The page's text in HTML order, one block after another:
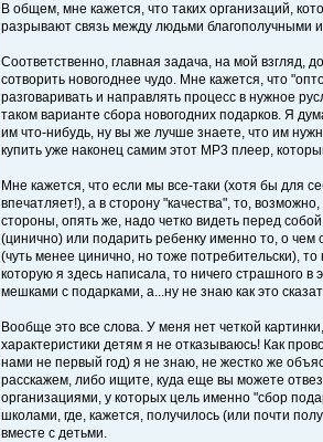
В общем, мне кажется, что таких организаций,
разрывают связь между людьми благополучными
Соответственно, главная задача, на мой взгляд,
сотворить новогоднее чудо. Мне кажется, что
разговаривать и направлять процесс в нужное
таком варианте сбора новогодних подарков. Я
им что-нибудь, ну вы же лучше знаете, что им
купить уже наконец самим этот MP3 плеер,
Мне кажется, что если мы все-таки (хотя бы для
впечатляет!), а в сторону "качества", то,
стороны, опять же, надо четко видеть перед
(цинично) или подарить ребенку именно то, о чем
(чуть менее цинично, но тоже потребительски),
которую я здесь написала, то ничего страшного
мешками с подарками, а...ну не знаю как это
Вообще это все слова. У меня нет четкой
характеристики детям я не отказываюсь! Как
нами не первый год) я не знаю, не жестко же
расскажем, либо ищите, куда еще вы можете
организациями, у которых цель именно "сбор
школами, где, кажется, получилось (или почти
вместе с детьми.